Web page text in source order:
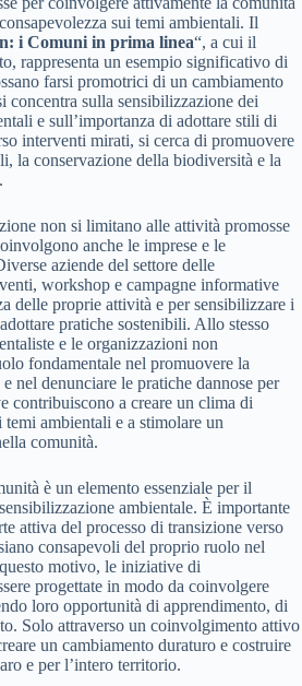
sui temi ambientali. Il
i Comuni in prima linea“, a cui il
rappresenta un esempio significativo di
farsi promotrici di un cambiamento
concentra sulla sensibilizzazione dei
e sull’importanza di adottare stili di
interventi mirati, si cerca di promuovere
la conservazione della biodiversità e la
non si limitano alle attività promosse
anche le imprese e le
aziende del settore delle
workshop e campagne informative
delle proprie attività e per sensibilizzare i
pratiche sostenibili. Allo stesso
e le organizzazioni non
fondamentale nel promuovere la
nel denunciare le pratiche dannose per
contribuiscono a creare un clima di
ambientali e a stimolare un
comunità.
è un elemento essenziale per il
ambientale. È importante
attiva del processo di transizione verso
consapevoli del proprio ruolo nel
motivo, le iniziative di
progettate in modo da coinvolgere
loro opportunità di apprendimento, di
Solo attraverso un coinvolgimento attivo
un cambiamento duraturo e costruire
e per l’intero territorio.